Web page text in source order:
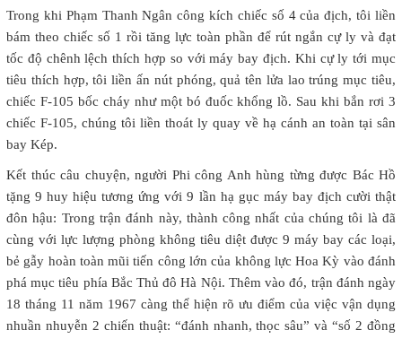
Trong khi Phạm Thanh Ngân công kích chiếc số 4 của địch, tôi liền
bám theo chiếc số 1 rồi tăng lực toàn phần để rút ngắn cự ly và đạt
tốc độ chênh lệch thích hợp so với máy bay địch. Khi cự ly tới mục
tiêu thích hợp, tôi liền ấn nút phóng, quả tên lửa lao trúng mục tiêu,
chiếc F-105 bốc cháy như một bó đuốc khổng lồ. Sau khi bắn rơi 3
chiếc F-105, chúng tôi liền thoát ly quay về hạ cánh an toàn tại sân
bay Kép.
Kết thúc câu chuyện, người Phi công Anh hùng từng được Bác Hồ
tặng 9 huy hiệu tương ứng với 9 lần hạ gục máy bay địch cười thật
đôn hậu: Trong trận đánh này, thành công nhất của chúng tôi là đã
cùng với lực lượng phòng không tiêu diệt được 9 máy bay các loại,
bẻ gẫy hoàn toàn mũi tiến công lớn của không lực Hoa Kỳ vào đánh
phá mục tiêu phía Bắc Thủ đô Hà Nội. Thêm vào đó, trận đánh ngày
18 tháng 11 năm 1967 càng thể hiện rõ ưu điểm của việc vận dụng
nhuần nhuyễn 2 chiến thuật: “đánh nhanh, thọc sâu” và “số 2 đồng